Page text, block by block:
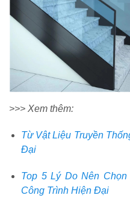
>>> Xem thêm:
Từ Vật Liệu Truyền
Đại
Top 5 Lý Do Nên
Công Trình Hiện Đại